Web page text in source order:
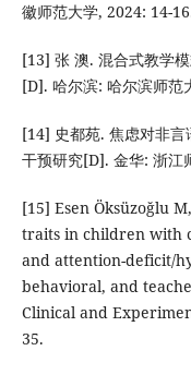
徽师范大学, 2024: 14-
[13] 张 澳. 混合式教学
[D]. 哈尔滨: 哈尔滨师范
[14] 史都苑. 焦虑对非言
干预研究[D]. 金华: 浙江
[15] Esen Öksüzoğlu
traits in children with
and attention-deficit/
behavioral, and
Clinical and
35.